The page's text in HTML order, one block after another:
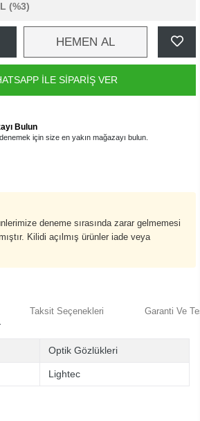
(%3)
HEMEN AL
İLE SİPARİŞ VER
Bulun
için size en yakın mağazayı bulun.
deneme sırasında zarar gelmemesi
Kilidi açılmış ürünler iade veya
Taksit Seçenekleri Garanti Ve
Optik Gözlükleri
Lightec